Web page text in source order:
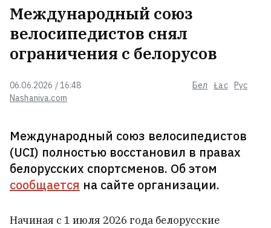
Nashaniva.com
06.06.2026 / 16:48 Бел Łac Рус
Международный союз
велосипедистов снял
ограничения с белорусов
Международный союз велосипедистов
(UCI) полностью восстановил в правах
белорусских спортсменов. Об этом
сообщается на сайте организации.
Начиная с 1 июля 2026 года белорусские
можно будет купить квартиру в
ипотеку под 1%?
В Минске с исторического дома
знаменитый «балкон начальника
тюрьмы»
Дроны подожгли Ярославский
НПЗ
3
объяснили
10